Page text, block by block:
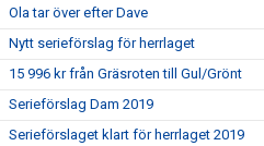
Ola tar över efter Dave
Nytt serieförslag för herrlaget
15 996 kr från Gräsroten till Gul/Grönt
Serieförslag Dam 2019
Serieförslaget klart för herrlaget 2019